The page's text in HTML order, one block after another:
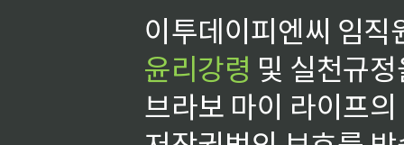
이투데이피엔씨 임
윤리강령 및 실천규
브라보 마이 라이프